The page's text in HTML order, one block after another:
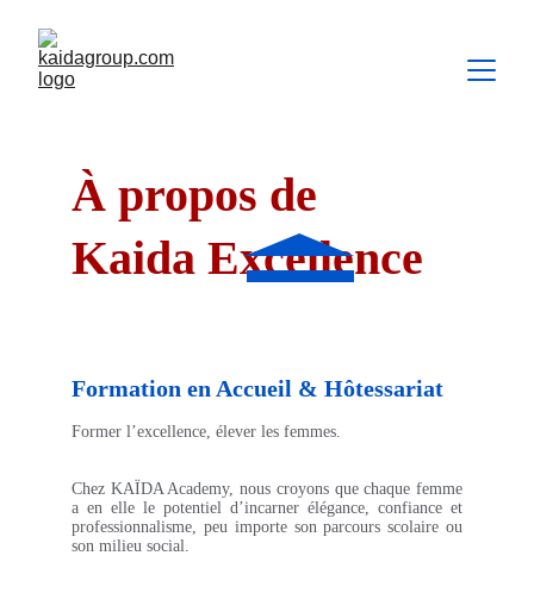
À propos de
Kaida Excellence
Formation en Accueil & Hôtessariat
Former l’excellence, élever les femmes.
Chez KAÏDA Academy, nous croyons que chaque femme
a en elle le potentiel d’incarner élégance, confiance et
professionnalisme, peu importe son parcours scolaire ou
son milieu social.